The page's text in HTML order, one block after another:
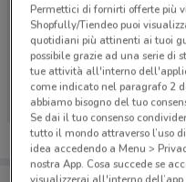
Ci dispiace, al
volantini nella
Permettici di fornirti offerte più
Shopfully/Tiendeo puoi
quotidiani più attinenti ai tuoi
possibile grazie ad una serie di
tue attività all'interno
come indicato nel paragrafo 2
abbiamo bisogno del tuo
Se dai il tuo consenso
tutto il mondo attraverso l’uso
idea accedendo a Menu >
nostra App. Cosa succede se
visualizzerai all'interno